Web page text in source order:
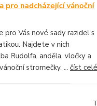
pro nadcházející vánoční
pro Vás nové sady razidel s
Najdete v nich
Rudolfa, anděla, vločky a
stromečky. ... číst celé